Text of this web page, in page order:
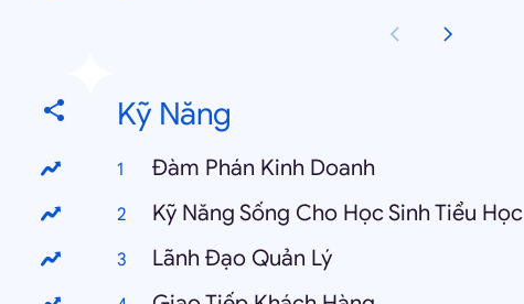
Kỹ Năng
Đàm Phán Kinh Doanh
Kỹ Năng Sống Cho Học Sinh Tiểu Học
Lãnh Đạo Quản Lý